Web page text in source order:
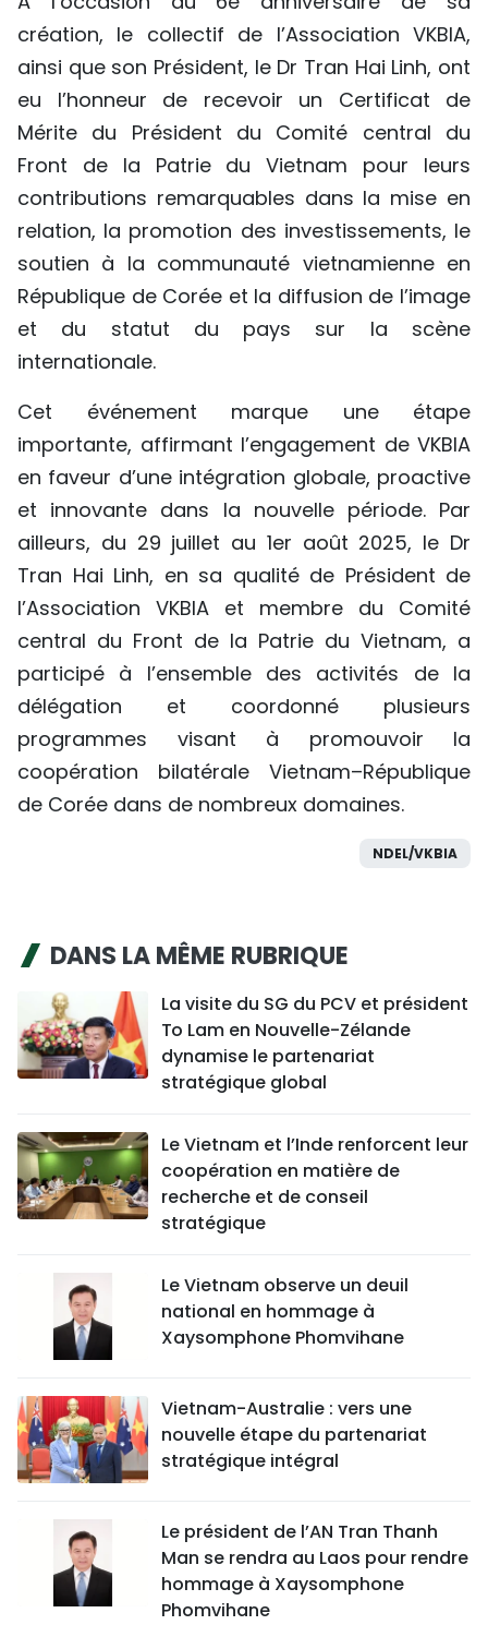
création, le collectif de l’Association VKBIA,
ainsi que son Président, le Dr Tran Hai Linh, ont
eu l’honneur de recevoir un Certificat de
Mérite du Président du Comité central du
Front de la Patrie du Vietnam pour leurs
contributions remarquables dans la mise en
relation, la promotion des investissements, le
soutien à la communauté vietnamienne en
République de Corée et la diffusion de l’image
et du statut du pays sur la scène
internationale.
Cet événement marque une étape
importante, affirmant l’engagement de VKBIA
en faveur d’une intégration globale, proactive
et innovante dans la nouvelle période. Par
ailleurs, du 29 juillet au 1er août 2025, le Dr
Tran Hai Linh, en sa qualité de Président de
l’Association VKBIA et membre du Comité
central du Front de la Patrie du Vietnam, a
participé à l’ensemble des activités de la
délégation et coordonné plusieurs
programmes visant à promouvoir la
coopération bilatérale Vietnam–République
de Corée dans de nombreux domaines.
NDEL/VKBIA
DANS LA MÊME RUBRIQUE
La visite du SG du PCV et président
To Lam en Nouvelle-Zélande
dynamise le partenariat
stratégique global
Le Vietnam et l’Inde renforcent leur
coopération en matière de
recherche et de conseil
stratégique
Le Vietnam observe un deuil
national en hommage à
Xaysomphone Phomvihane
Vietnam-Australie : vers une
nouvelle étape du partenariat
stratégique intégral
Le président de l’AN Tran Thanh
Man se rendra au Laos pour rendre
hommage à Xaysomphone
Phomvihane